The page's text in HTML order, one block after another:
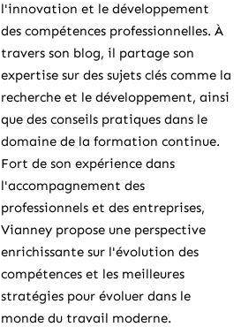
l'innovation et le développement
des compétences professionnelles. À
travers son blog, il partage son
expertise sur des sujets clés comme la
recherche et le développement, ainsi
que des conseils pratiques dans le
domaine de la formation continue.
Fort de son expérience dans
l'accompagnement des
professionnels et des entreprises,
Vianney propose une perspective
enrichissante sur l'évolution des
compétences et les meilleures
stratégies pour évoluer dans le
monde du travail moderne.